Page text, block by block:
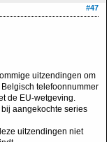
#47
uitzendingen om
telefoonnummer
de EU-wetgeving.
aangekochte series
uitzendingen niet